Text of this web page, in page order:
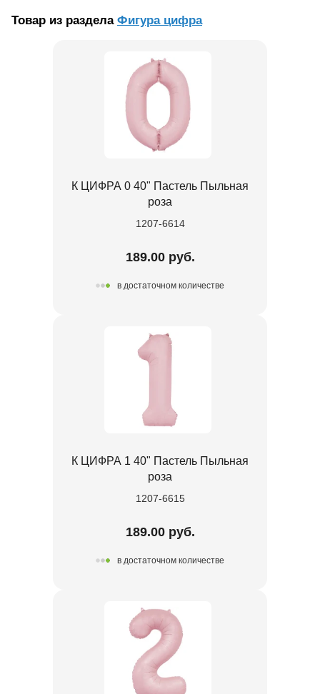
Товар из раздела Фигура цифра
К ЦИФРА 0 40" Пастель Пыльная
роза
1207-6614
189.00 руб.
в достаточном количестве
К ЦИФРА 1 40" Пастель Пыльная
роза
1207-6615
189.00 руб.
в достаточном количестве